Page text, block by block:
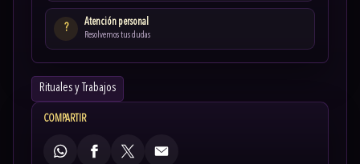
? Atención personal
Resolvemos tus dudas
Rituales y Trabajos
COMPARTIR
WhatsAppFacebook
X Email